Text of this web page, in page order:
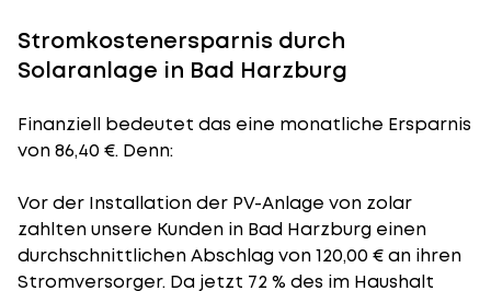
Stromkostenersparnis durch
Solaranlage in Bad Harzburg
Finanziell bedeutet das eine monatliche Ersparnis
von 86,40 €. Denn:
Vor der Installation der PV-Anlage von zolar
zahlten unsere Kunden in Bad Harzburg einen
durchschnittlichen Abschlag von 120,00 € an ihren
Stromversorger. Da jetzt 72 % des im Haushalt